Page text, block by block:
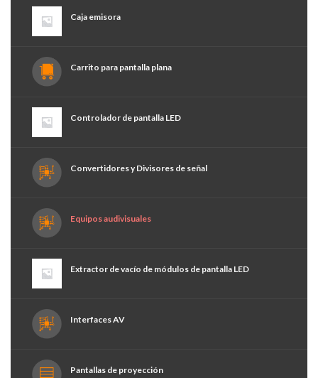
Caja emisora
Carrito para pantalla plana
Controlador de pantalla LED
Convertidores y Divisores de señal
Equipos audivisuales
Extractor de vacío de módulos de pantalla LED
Interfaces AV
Pantallas de proyección